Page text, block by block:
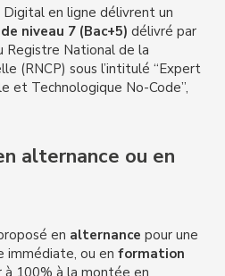
en ligne délivrent un
niveau 7 (Bac+5) délivré par
National de la
(RNCP) sous l’intitulé “Expert
et Technologique No-Code”,
alternance ou en
en alternance pour une
immédiate, ou enformation
à 100% à la montée en